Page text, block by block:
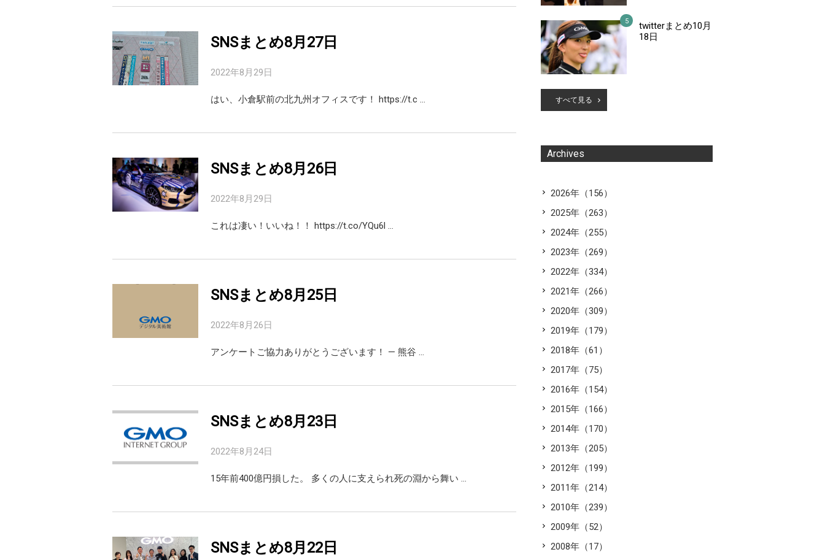
SNSまとめ8月27日
2022年8月29日
はい、小倉駅前の北九州オフィスです！ https://t.c …
SNSまとめ8月26日
2022年8月29日
これは凄い！いいね！！ https://t.co/YQu6l …
SNSまとめ8月25日
2022年8月26日
アンケートご協力ありがとうございます！ — 熊谷 …
SNSまとめ8月23日
2022年8月24日
15年前400億円損した。 多くの人に支えられ死の淵から舞い …
SNSまとめ8月22日
twitterまとめ10月
18日
すべて見る
Archives
2026年（156）
2025年（263）
2024年（255）
2023年（269）
2022年（334）
2021年（266）
2020年（309）
2019年（179）
2018年（61）
2017年（75）
2016年（154）
2015年（166）
2014年（170）
2013年（205）
2012年（199）
2011年（214）
2010年（239）
2009年（52）
2008年（17）